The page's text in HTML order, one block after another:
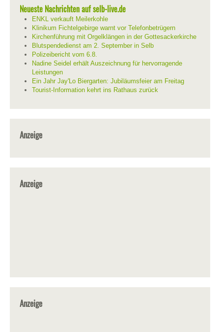
Neueste Nachrichten auf selb-live.de
ENKL verkauft Meilerkohle
Klinikum Fichtelgebirge warnt vor Telefonbetrügern
Kirchenführung mit Orgelklängen in der Gottesackerkirche
Blutspendedienst am 2. September in Selb
Polizeibericht vom 6.8.
Nadine Seidel erhält Auszeichnung für hervorragende
Leistungen
Ein Jahr Jay'Lo Biergarten: Jubiläumsfeier am Freitag
Tourist-Information kehrt ins Rathaus zurück
Anzeige
Anzeige
Anzeige